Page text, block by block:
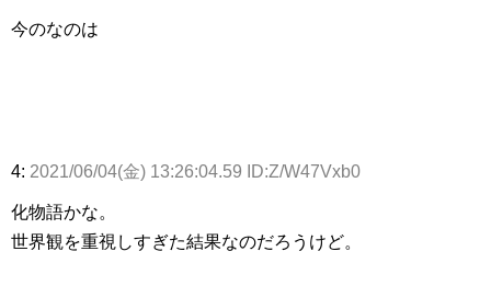
今のなのは
4: 2021/06/04(金) 13:26:04.59 ID:Z/W47Vxb0
化物語かな。
世界観を重視しすぎた結果なのだろうけど。